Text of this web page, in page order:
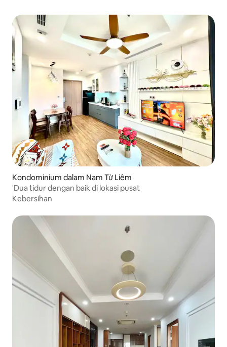
Kondominium dalam Nam Từ Liêm
'Dua tidur dengan baik di lokasi pusat
Kebersihan